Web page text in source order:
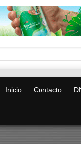
Inicio Contacto